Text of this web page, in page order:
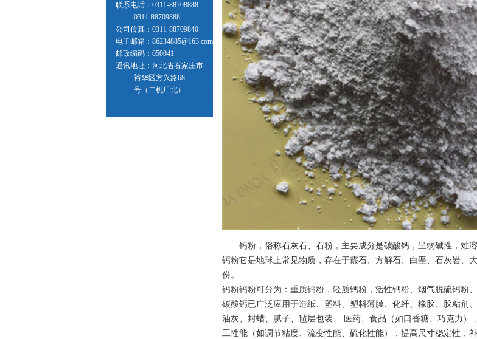
联系电话：0311-88708888
0311-88709888
公司传真：0311-88709840
电子邮箱：86234885@163.com
邮政编码：050041
通讯地址：河北省石家庄市
裕华区方兴路68
号（二机厂北）
钙粉，俗称石灰石、石粉，主要成分是碳酸钙，呈弱碱性，难溶
钙粉它是地球上常见物质，存在于霰石、方解石、白垩、石灰岩、
份。
钙粉钙粉可分为：重质钙粉，轻质钙粉，活性钙粉、烟气脱硫钙粉、
碳酸钙已广泛应用于造纸、塑料、塑料薄膜、化纤、橡胶、胶粘剂
油灰、封蜡、腻子、毡层包装、 医药、食品（如口香糖、巧克力
工性能（如调节粘度、流变性能、硫化性能），提高尺寸稳定性，